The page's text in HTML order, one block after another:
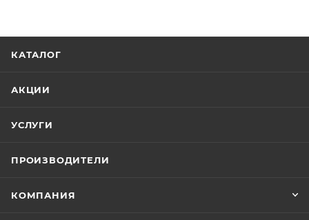
КАТАЛОГ
АКЦИИ
УСЛУГИ
ПРОИЗВОДИТЕЛИ
КОМПАНИЯ